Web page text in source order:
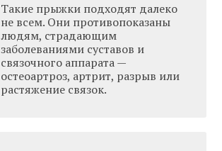
Такие прыжки подходят далеко
не всем. Они противопоказаны
людям, страдающим
заболеваниями суставов и
связочного аппарата —
остеоартроз, артрит, разрыв или
растяжение связок.